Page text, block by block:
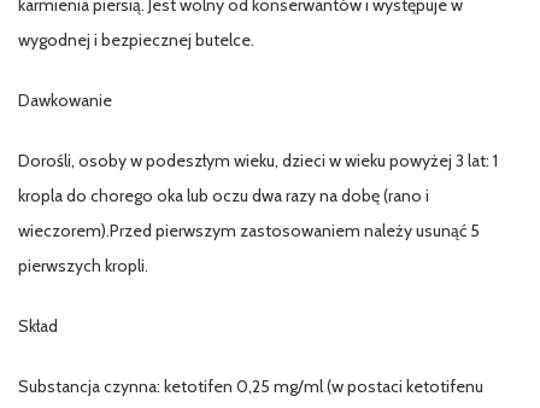
karmienia piersią. Jest wolny od konserwantów i występuje w
wygodnej i bezpiecznej butelce.
Dawkowanie
Dorośli, osoby w podeszłym wieku, dzieci w wieku powyżej 3 lat: 1
kropla do chorego oka lub oczu dwa razy na dobę (rano i
wieczorem).Przed pierwszym zastosowaniem należy usunąć 5
pierwszych kropli.
Skład
Substancja czynna: ketotifen 0,25 mg/ml (w postaci ketotifenu